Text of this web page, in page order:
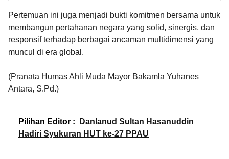
Pertemuan ini juga menjadi bukti komitmen bersama untuk
membangun pertahanan negara yang solid, sinergis, dan
responsif terhadap berbagai ancaman multidimensi yang
muncul di era global.
(Pranata Humas Ahli Muda Mayor Bakamla Yuhanes
Antara, S.Pd.)
Pilihan Editor :
Danlanud Sultan Hasanuddin
Hadiri Syukuran HUT ke-27 PPAU